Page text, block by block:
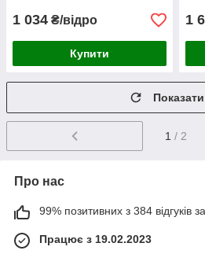
1 034 ₴/відро
Купити
1
1 / 2
Про нас
99% позитивних з 384 відгуків
Працює з 19.02.2023